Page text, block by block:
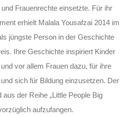
Frauenrechte einsetzte. Für ihr
erhielt Malala Yousafzai 2014 im
jüngste Person in der Geschichte
Ihre Geschichte inspiriert Kinder
vor allem Frauen dazu, für ihre
sich für Bildung einzusetzen. Der
der Reihe „Little People Big
aufzufangen.